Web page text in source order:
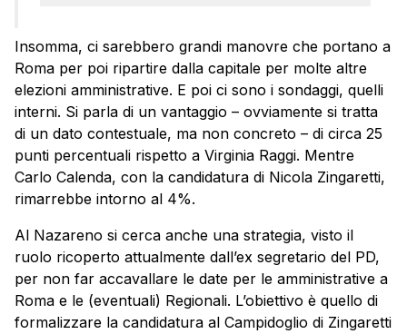
Insomma, ci sarebbero grandi manovre che portano a
Roma per poi ripartire dalla capitale per molte altre
elezioni amministrative. E poi ci sono i sondaggi, quelli
interni. Si parla di un vantaggio – ovviamente si tratta
di un dato contestuale, ma non concreto – di circa 25
punti percentuali rispetto a Virginia Raggi. Mentre
Carlo Calenda, con la candidatura di Nicola Zingaretti,
rimarrebbe intorno al 4%.
Al Nazareno si cerca anche una strategia, visto il
ruolo ricoperto attualmente dall’ex segretario del PD,
per non far accavallare le date per le amministrative a
Roma e le (eventuali) Regionali. L’obiettivo è quello di
formalizzare la candidatura al Campidoglio di Zingaretti